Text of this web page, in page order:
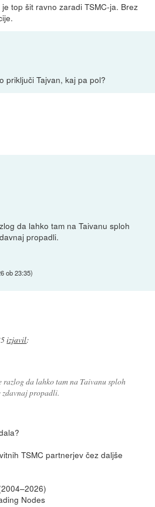
top šit ravno zaradi TSMC-ja. Brez
priključi Tajvan, kaj pa pol?
da lahko tam na Taivanu sploh
propadli.
ob 23:35)
izjavil:
da lahko tam na Taivanu sploh
zdavnaj propadli.
TSMC partnerjev čez daljše
Nodes